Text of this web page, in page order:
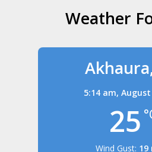
Weather
5:14 am,August
25
Wind Gust: 19